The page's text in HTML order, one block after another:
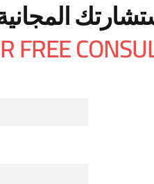
إضافية)
FREE